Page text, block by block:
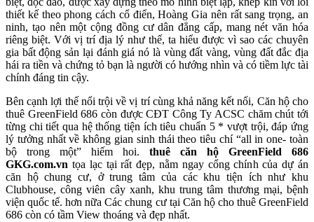
thiết kế theo phong cách cổ điển, Hoàng Gia nên rất sang trọng, an
ninh, tạo nên một cộng đồng cư dân đẳng cấp, mang nét văn hóa
riêng biệt. Với vị trí địa lý như thế, ta hiểu được vì sao các chuyên
gia bất động sản lại đánh giá nó là vùng đất vàng, vùng đất đắc địa
hái ra tiền và chứng tỏ bạn là người có hướng nhìn và có tiềm lực tài
chính đáng tin cậy.
Bên cạnh lợi thế nổi trội về vị trí cùng khả năng kết nối, Căn hộ cho
thuê GreenField 686 còn được CĐT Công Ty ACSC chăm chút tới
từng chi tiết qua hệ thống tiện ích tiêu chuẩn 5 * vượt trội, đáp ứng
lý tưởng nhất về không gian sinh thái theo tiêu chí “all in one- toàn
bộ trong một” hiếm hoi. thuê căn hộ GreenField 686
GKG.com.vn tọa lạc tại rất đẹp, nằm ngay cổng chính của dự án
căn hộ chung cư, ở trung tâm của các khu tiện ích như khu
Clubhouse, công viên cây xanh, khu trung tâm thương mại, bệnh
viện quốc tế. hơn nữa Các chung cư tại Căn hộ cho thuê GreenField
686 còn có tầm View thoáng và đẹp nhất.